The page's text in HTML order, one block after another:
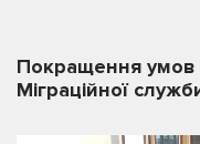
Покращення умов
Міграційної